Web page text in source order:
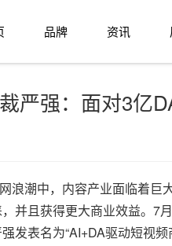
品牌 资讯
严强：面对3亿
潮中，内容产业面临着巨
并且获得更大商业效益。7
发表名为“AI+DA驱动短视